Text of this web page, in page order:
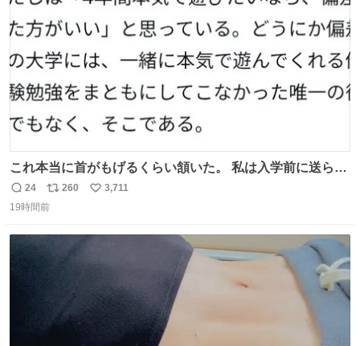
数
これ本当に首がもげるくらい頷いた。 私は入学前に送られ
てきた、大学のサークル紹介冊子を見た時点で終わりを感
じたので、女子大でもないくせに偏差値の高い大学のイン
た。 高偏差値に行けないならせめてそれくらいした方が予
後がいいです。 https://t.co/9nMHIrETkw
返
信
24
リ
ポ
260
い
3,711
19時間前